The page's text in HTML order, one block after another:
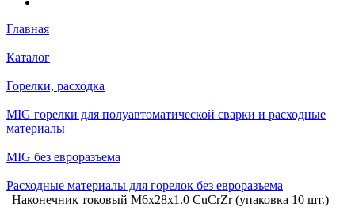
Главная
Каталог
Горелки, расходка
MIG горелки для полуавтоматической сварки и расходные
материалы
MIG без евроразъема
Расходные материалы для горелок без евроразъема
Наконечник токовый М6х28х1.0 CuCrZr (упаковка 10 шт.)